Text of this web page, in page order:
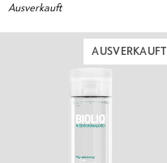
AHA
Ausverkauft
AUSVERKAUFT